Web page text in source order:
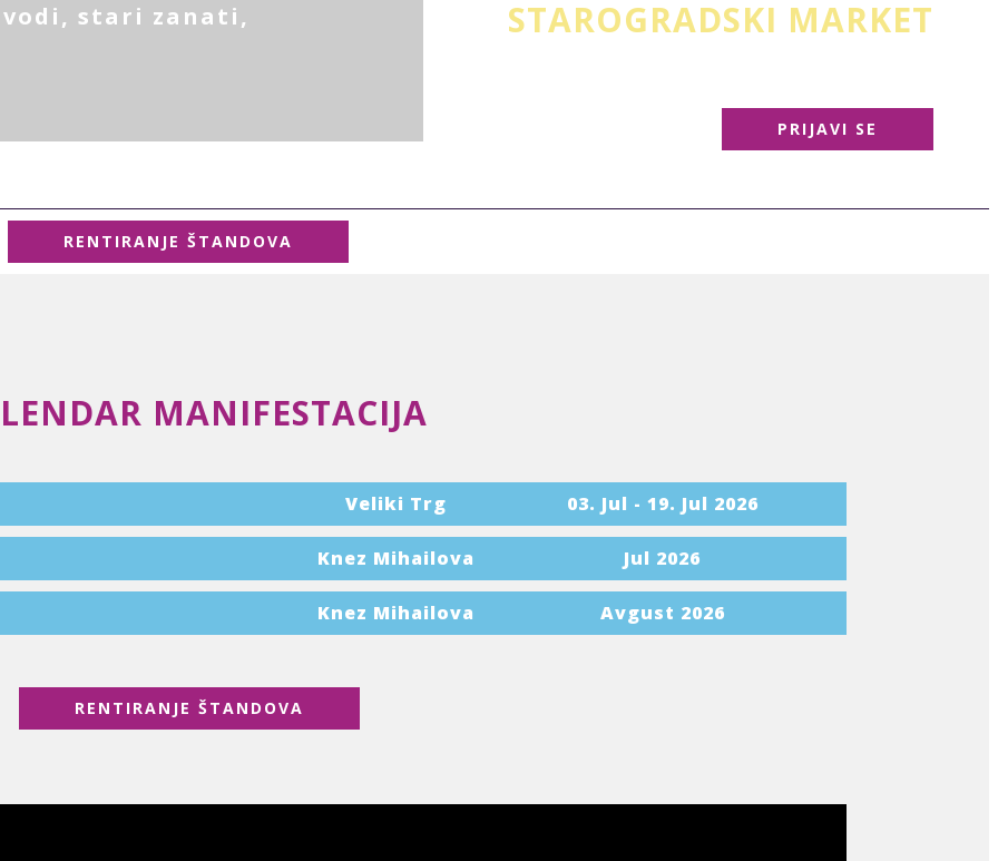
stari zanati, STAROGRADSKI MARKET
PRIJAVI SE
RENTIRANJE ŠTANDOVA
MANIFESTACIJA
Veliki Trg 03. Jul - 19. Jul 2026
Knez Mihailova Jul 2026
Knez Mihailova Avgust 2026
RENTIRANJE ŠTANDOVA